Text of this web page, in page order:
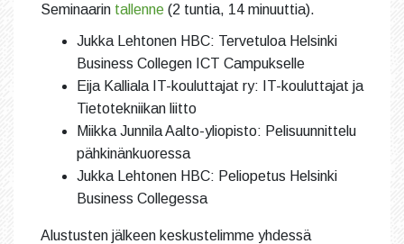
Seminaarin tallenne (2 tuntia, 14 minuuttia).
Jukka Lehtonen HBC: Tervetuloa Helsinki
Business Collegen ICT Campukselle
Eija Kalliala IT-kouluttajat ry: IT-kouluttajat ja
Tietotekniikan liitto
Miikka Junnila Aalto-yliopisto: Pelisuunnittelu
pähkinänkuoressa
Jukka Lehtonen HBC: Peliopetus Helsinki
Business Collegessa
Alustusten jälkeen keskustelimme yhdessä